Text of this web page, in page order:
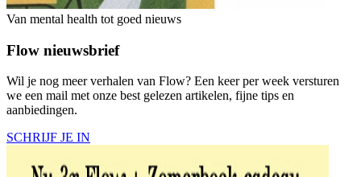
Van mental health tot goed nieuws
Flow nieuwsbrief
Wil je nog meer verhalen van Flow? Een keer per week versturen
we een mail met onze best gelezen artikelen, fijne tips en
aanbiedingen.
SCHRIJF JE IN